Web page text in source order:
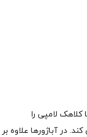
لامپی را
در آباژورها علاوه بر